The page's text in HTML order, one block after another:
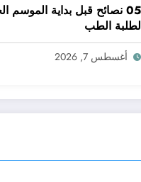
05 نصائح قبل بداية الموسم
لطلبة الطب
أغسطس 7, 2026